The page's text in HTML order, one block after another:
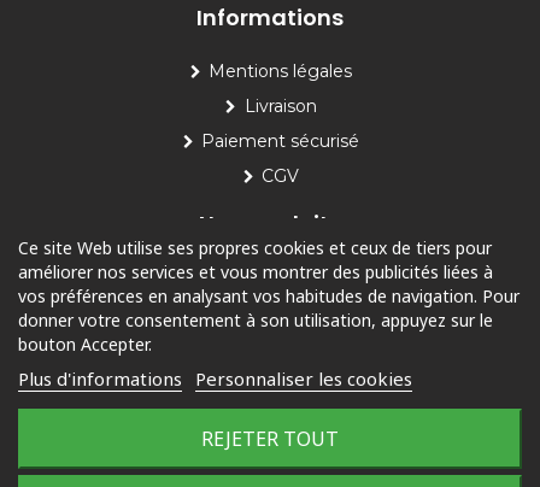
Informations
Mentions légales
Livraison
Paiement sécurisé
CGV
Nos produits
Piscine
Jardin
Outdoor
© 2025 Tous droits réservés
Ce site Web utilise ses propres cookies et ceux de tiers pour
améliorer nos services et vous montrer des publicités liées à
vos préférences en analysant vos habitudes de navigation. Pour
donner votre consentement à son utilisation, appuyez sur le
bouton Accepter.
Plus d'informations Personnaliser les cookies
REJETER TOUT